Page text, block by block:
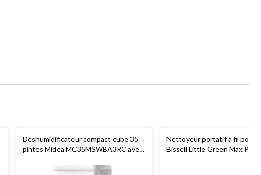
Déshumidificateur compact cube 35
pintes Midea MC35MSWBA3RC avec
sous-sol, certifié ENERGY STAR, blanc
Nettoyeur portatif à fil pour
Bissell Little Green Max Pet